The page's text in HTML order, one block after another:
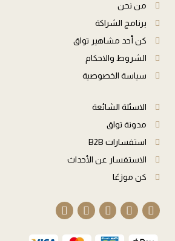
من نحن
برنامج الشراكة
كن أحد مشاهير تواق
الشروط والاحكام
سياسة الخصوصية
الاسئلة الشائعة
مدونة تواق
استفسارات B2B
الاستفسار عن الأحداث
كن موزعًا